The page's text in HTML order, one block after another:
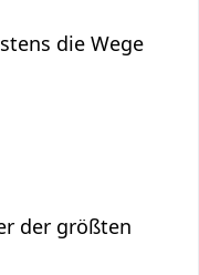
die Wege
der größten